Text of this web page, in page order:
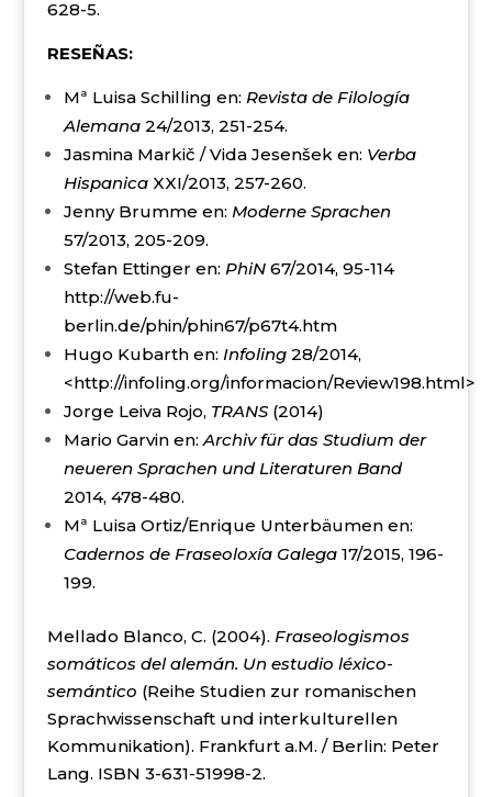
628-5.
RESEÑAS:
Mª Luisa Schilling en: Revista de Filología
Alemana24/2013, 251-254.
Jasmina Markič / Vida Jesenšek en: Verba
HispanicaXXI/2013, 257-260.
Jenny Brumme en: Moderne Sprachen
57/2013, 205-209.
Stefan Ettinger en: PhiN67/2014, 95-114
http://web.fu-
berlin.de/phin/phin67/p67t4.htm
Hugo Kubarth en: Infoling28/2014,
<http://infoling.org/informacion/Review198.html>
Jorge Leiva Rojo, TRANS(2014)
Mario Garvin en:Archiv für das Studium der
neueren Sprachen und Literaturen Band
2014, 478-480.
Mª Luisa Ortiz/Enrique Unterbäumen en:
Cadernos de Fraseoloxía Galega17/2015, 196-
199.
Mellado Blanco, C. (2004). Fraseologismos
somáticos del alemán. Un estudio léxico-
semántico (Reihe Studien zur romanischen
Sprachwissenschaft und interkulturellen
Kommunikation). Frankfurt a.M. / Berlin: Peter
Lang. ISBN 3-631-51998-2.